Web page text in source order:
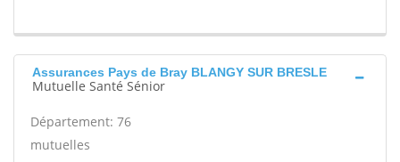
Assurances Pays de Bray BLANGY SUR BRESLE
Mutuelle Santé Sénior
Département: 76
mutuelles